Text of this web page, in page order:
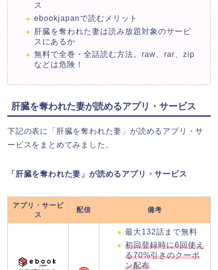
ス
ebookjapanで読むメリット
肝臓を奪われた妻は読み放題対象のサービ
スにあるか
無料で全巻・全話読む方法。raw、rar、zip
などは危険！
肝臓を奪われた妻が読めるアプリ・サービス
下記の表に「肝臓を奪われた妻」が読めるアプリ・サ
ービスをまとめてみました。
「肝臓を奪われた妻」が読めるアプリ・サービス
アプリ・サービ
ス
配信 備考
最大132話まで無料
初回登録時に6回使え
る70%引きのクーポ
ン配布